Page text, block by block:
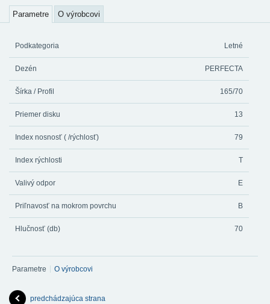
Parametre O výrobcovi
Podkategoria Letné
Dezén PERFECTA
Šírka / Profil 165/70
Priemer disku 13
Index nosnosť ( /rýchlosť) 79
Index rýchlosti T
Valivý odpor E
Priľnavosť na mokrom povrchu B
Hlučnosť (db) 70
Parametre O výrobcovi
predchádzajúca strana